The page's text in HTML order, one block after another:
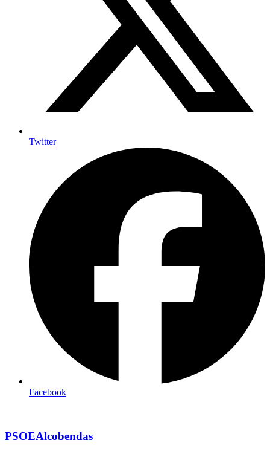
Twitter
Facebook
PSOEAlcobendas